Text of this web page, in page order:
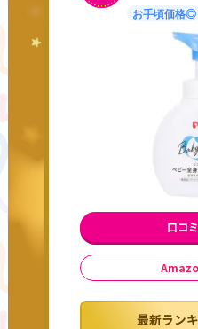
お手頃価格◎
口コ
最新ラン